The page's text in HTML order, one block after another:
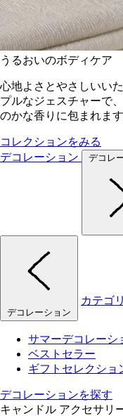
うるおいのボディケア
心地よさとやさしいい
プルなジェスチャーで
のかな香りに包まれます
コレクションをみる
デコレーション
デコレ
デコレーション
カテゴ
サマーデコレーシ
ベストセラー
ギフトセレクショ
デコレーションを探す
キャンドル アクセサリ